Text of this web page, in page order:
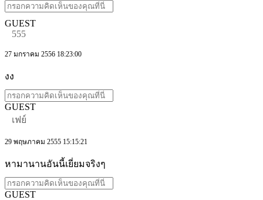
GUEST
555
27 มกราคม 2556 18:23:00
งง
GUEST
เฟย์
29 พฤษภาคม 2555 15:15:21
หามานานอันนี้เยี่ยมจริงๆ
GUEST